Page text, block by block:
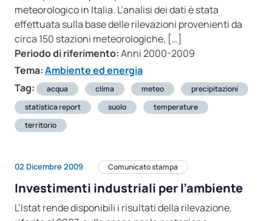
meteorologico in Italia. L’analisi dei dati è stata
effettuata sulla base delle rilevazioni provenienti da
circa 150 stazioni meteorologiche, […]
Periodo di riferimento:Anni 2000-2009
Tema:Ambiente ed energia
Tag:
acqua clima meteo
precipitazioni
statistica report
suolo
temperature
territorio
02 Dicembre 2009 Comunicato stampa
Investimenti industriali per l’ambiente
L’Istat rende disponibili i risultati della rilevazione,